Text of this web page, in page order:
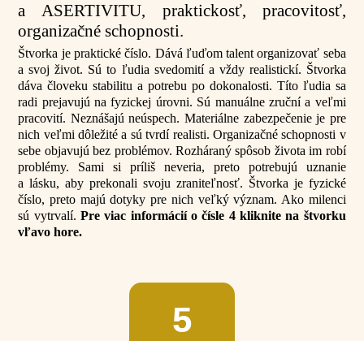
a ASERTIVITU, praktickosť, pracovitosť,
organizačné schopnosti.
Štvorka je praktické číslo. Dává ľuďom talent organizovať seba
a svoj život. Sú to ľudia svedomití a vždy realistickí. Štvorka
dáva človeku stabilitu a potrebu po dokonalosti. Títo ľudia sa
radi prejavujú na fyzickej úrovni. Sú manuálne zruční a veľmi
pracovití. Neznášajú neúspech. Materiálne zabezpečenie je pre
nich veľmi dôležité a sú tvrdí realisti. Organizačné schopnosti v
sebe objavujú bez problémov. Rozháraný spôsob života im robí
problémy. Sami si príliš neveria, preto potrebujú uznanie
a lásku, aby prekonali svoju zraniteľnosť. Štvorka je fyzické
číslo, preto majú dotyky pre nich veľký význam. Ako milenci
sú vytrvalí.Pre viac informácií o čísle 4 kliknite na štvorku
vľavo hore.
5